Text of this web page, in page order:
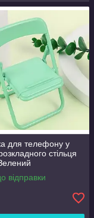
для телефону у
стільця
відправки